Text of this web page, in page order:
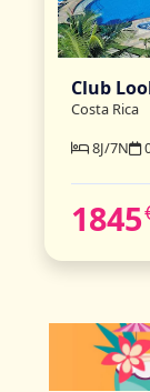
Club
Costa Rica
8J/7N
1845